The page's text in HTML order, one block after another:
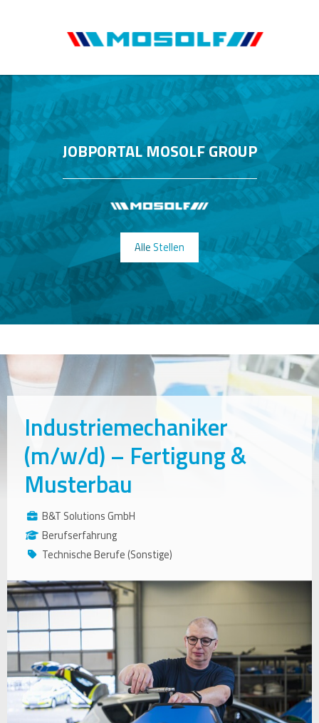
JOBPORTAL MOSOLF GROUP
Alle Stellen
Industriemechaniker
(m/w/d) – Fertigung &
Musterbau
B&T Solutions GmbH
Berufserfahrung
Technische Berufe (Sonstige)